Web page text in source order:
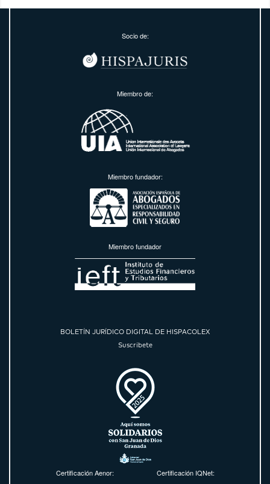
Socio de:
Miembro de:
Miembro fundador:
Miembro fundador
BOLETÍN JURÍDICO DIGITAL DE HISPACOLEX
Suscríbete
Certificación Aenor: Certificación IQNet: